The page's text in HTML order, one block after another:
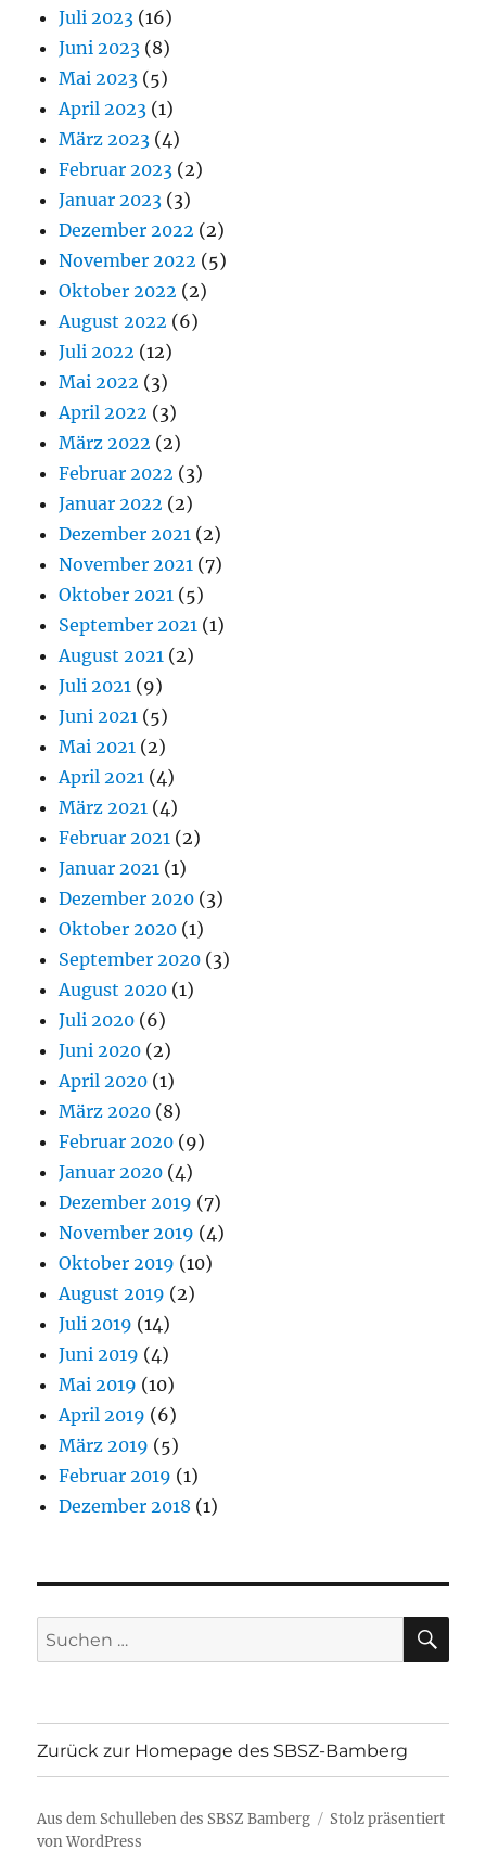
Juli 2023 (16)
Juni 2023 (8)
Mai 2023 (5)
April 2023 (1)
März 2023 (4)
Februar 2023 (2)
Januar 2023 (3)
Dezember 2022 (2)
November 2022 (5)
Oktober 2022 (2)
August 2022 (6)
Juli 2022 (12)
Mai 2022 (3)
April 2022 (3)
März 2022 (2)
Februar 2022 (3)
Januar 2022 (2)
Dezember 2021 (2)
November 2021 (7)
Oktober 2021 (5)
September 2021 (1)
August 2021 (2)
Juli 2021 (9)
Juni 2021 (5)
Mai 2021 (2)
April 2021 (4)
März 2021 (4)
Februar 2021 (2)
Januar 2021 (1)
Dezember 2020 (3)
Oktober 2020 (1)
September 2020 (3)
August 2020 (1)
Juli 2020 (6)
Juni 2020 (2)
April 2020 (1)
März 2020 (8)
Februar 2020 (9)
Januar 2020 (4)
Dezember 2019 (7)
November 2019 (4)
Oktober 2019 (10)
August 2019 (2)
Juli 2019 (14)
Juni 2019 (4)
Mai 2019 (10)
April 2019 (6)
März 2019 (5)
Februar 2019 (1)
Dezember 2018 (1)
Suchen
nach:
Zurück zur Homepage des SBSZ-Bamberg
Aus dem Schulleben des SBSZ Bamberg
Stolz präsentiert
von WordPress